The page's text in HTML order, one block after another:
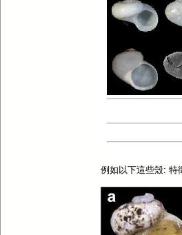
例如以下這些殼: 特